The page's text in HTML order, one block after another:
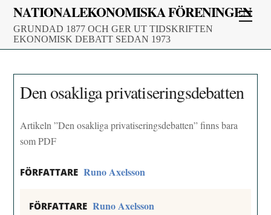
Skip
content
NATIONALEKONOMISKA FÖRENINGEN
GRUNDAD 1877 OCH GER UT TIDSKRIFTEN
EKONOMISK DEBATT SEDAN 1973
Den osakliga privatiseringsdebatten
Artikeln ”Den osakliga privatiseringsdebatten” finns bara
som PDF
FÖRFATTARE Runo Axelsson
FÖRFATTARE Runo Axelsson